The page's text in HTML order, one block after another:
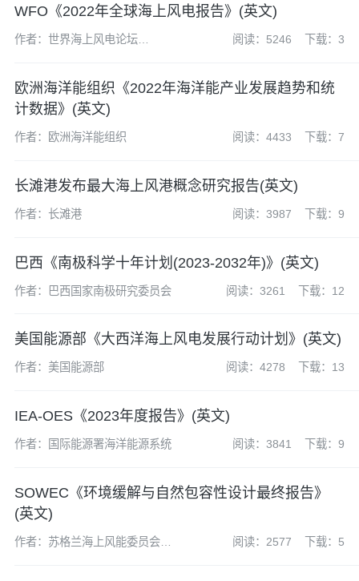
WFO《2022年全球海上风电报告》(英文)
作者：世界海上风电论坛
阅读：5246 下载：3
欧洲海洋能组织《2022年海洋能产业发展趋势和统
计数据》(英文)
作者：欧洲海洋能组织 阅读：4433 下载：7
长滩港发布最大海上风港概念研究报告(英文)
作者：长滩港 阅读：3987 下载：9
巴西《南极科学十年计划(2023-2032年)》(英文)
作者：巴西国家南极研究委员会 阅读：3261 下载：12
美国能源部《大西洋海上风电发展行动计划》(英文)
作者：美国能源部 阅读：4278 下载：13
IEA-OES《2023年度报告》(英文)
作者：国际能源署海洋能源系统 阅读：3841 下载：9
SOWEC《环境缓解与自然包容性设计最终报告》
(英文)
作者：苏格兰海上风能委员会
阅读：2577 下载：5